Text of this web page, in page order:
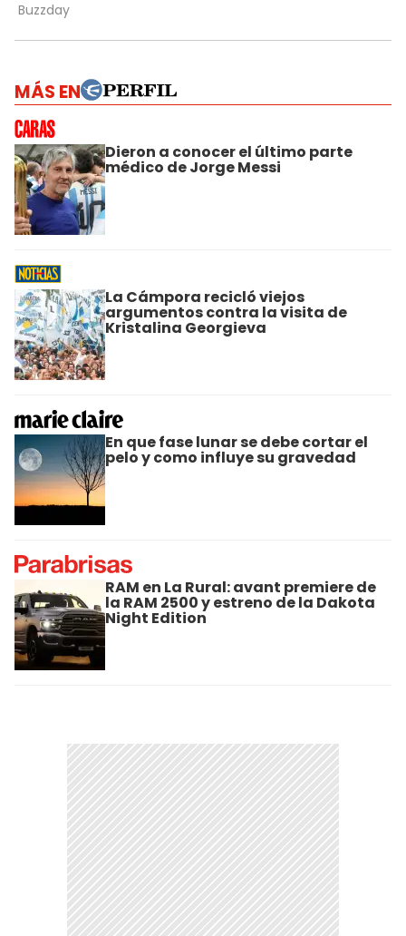
MÁS EN
Dieron a conocer el último parte
médico de Jorge Messi
La Cámpora recicló viejos
argumentos contra la visita de
Kristalina Georgieva
En que fase lunar se debe cortar el
pelo y como influye su gravedad
RAM en La Rural: avant premiere de
la RAM 2500 y estreno de la Dakota
Night Edition